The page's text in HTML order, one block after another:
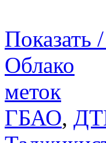
Показать
Облако
меток
ГБАО,